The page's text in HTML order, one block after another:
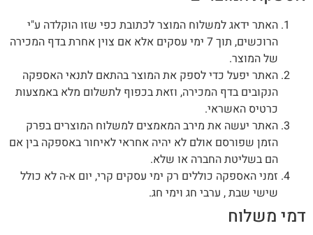
האתר ידאג למשלוח המוצר לכתובת כפי שזו הוקלדה ע"י
הרוכשים, תוך 7 ימי עסקים אלא אם צוין אחרת בדף המכירה
של המוצר.
האתר יפעל כדי לספק את המוצר בהתאם לתנאי האספקה
הנקובים בדף המכירה, וזאת בכפוף לתשלום מלא באמצעות
כרטיס האשראי.
האתר יעשה את מירב המאמצים למשלוח המוצרים בפרק
הזמן שפורסם אולם לא יהיה אחראי לאיחור באספקה בין אם
הם בשליטת החברה או שלא.
זמני האספקה כוללים רק ימי עסקים קרי, יום א-ה לא כולל
שישי שבת , ערבי חג וימי חג.
דמי משלוח